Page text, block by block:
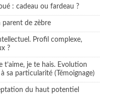
: cadeau ou fardeau ?
parent de zèbre
Profil complexe,
?
t’aime, je te hais. Evolution
sa particularité (Témoignage)
du haut potentiel